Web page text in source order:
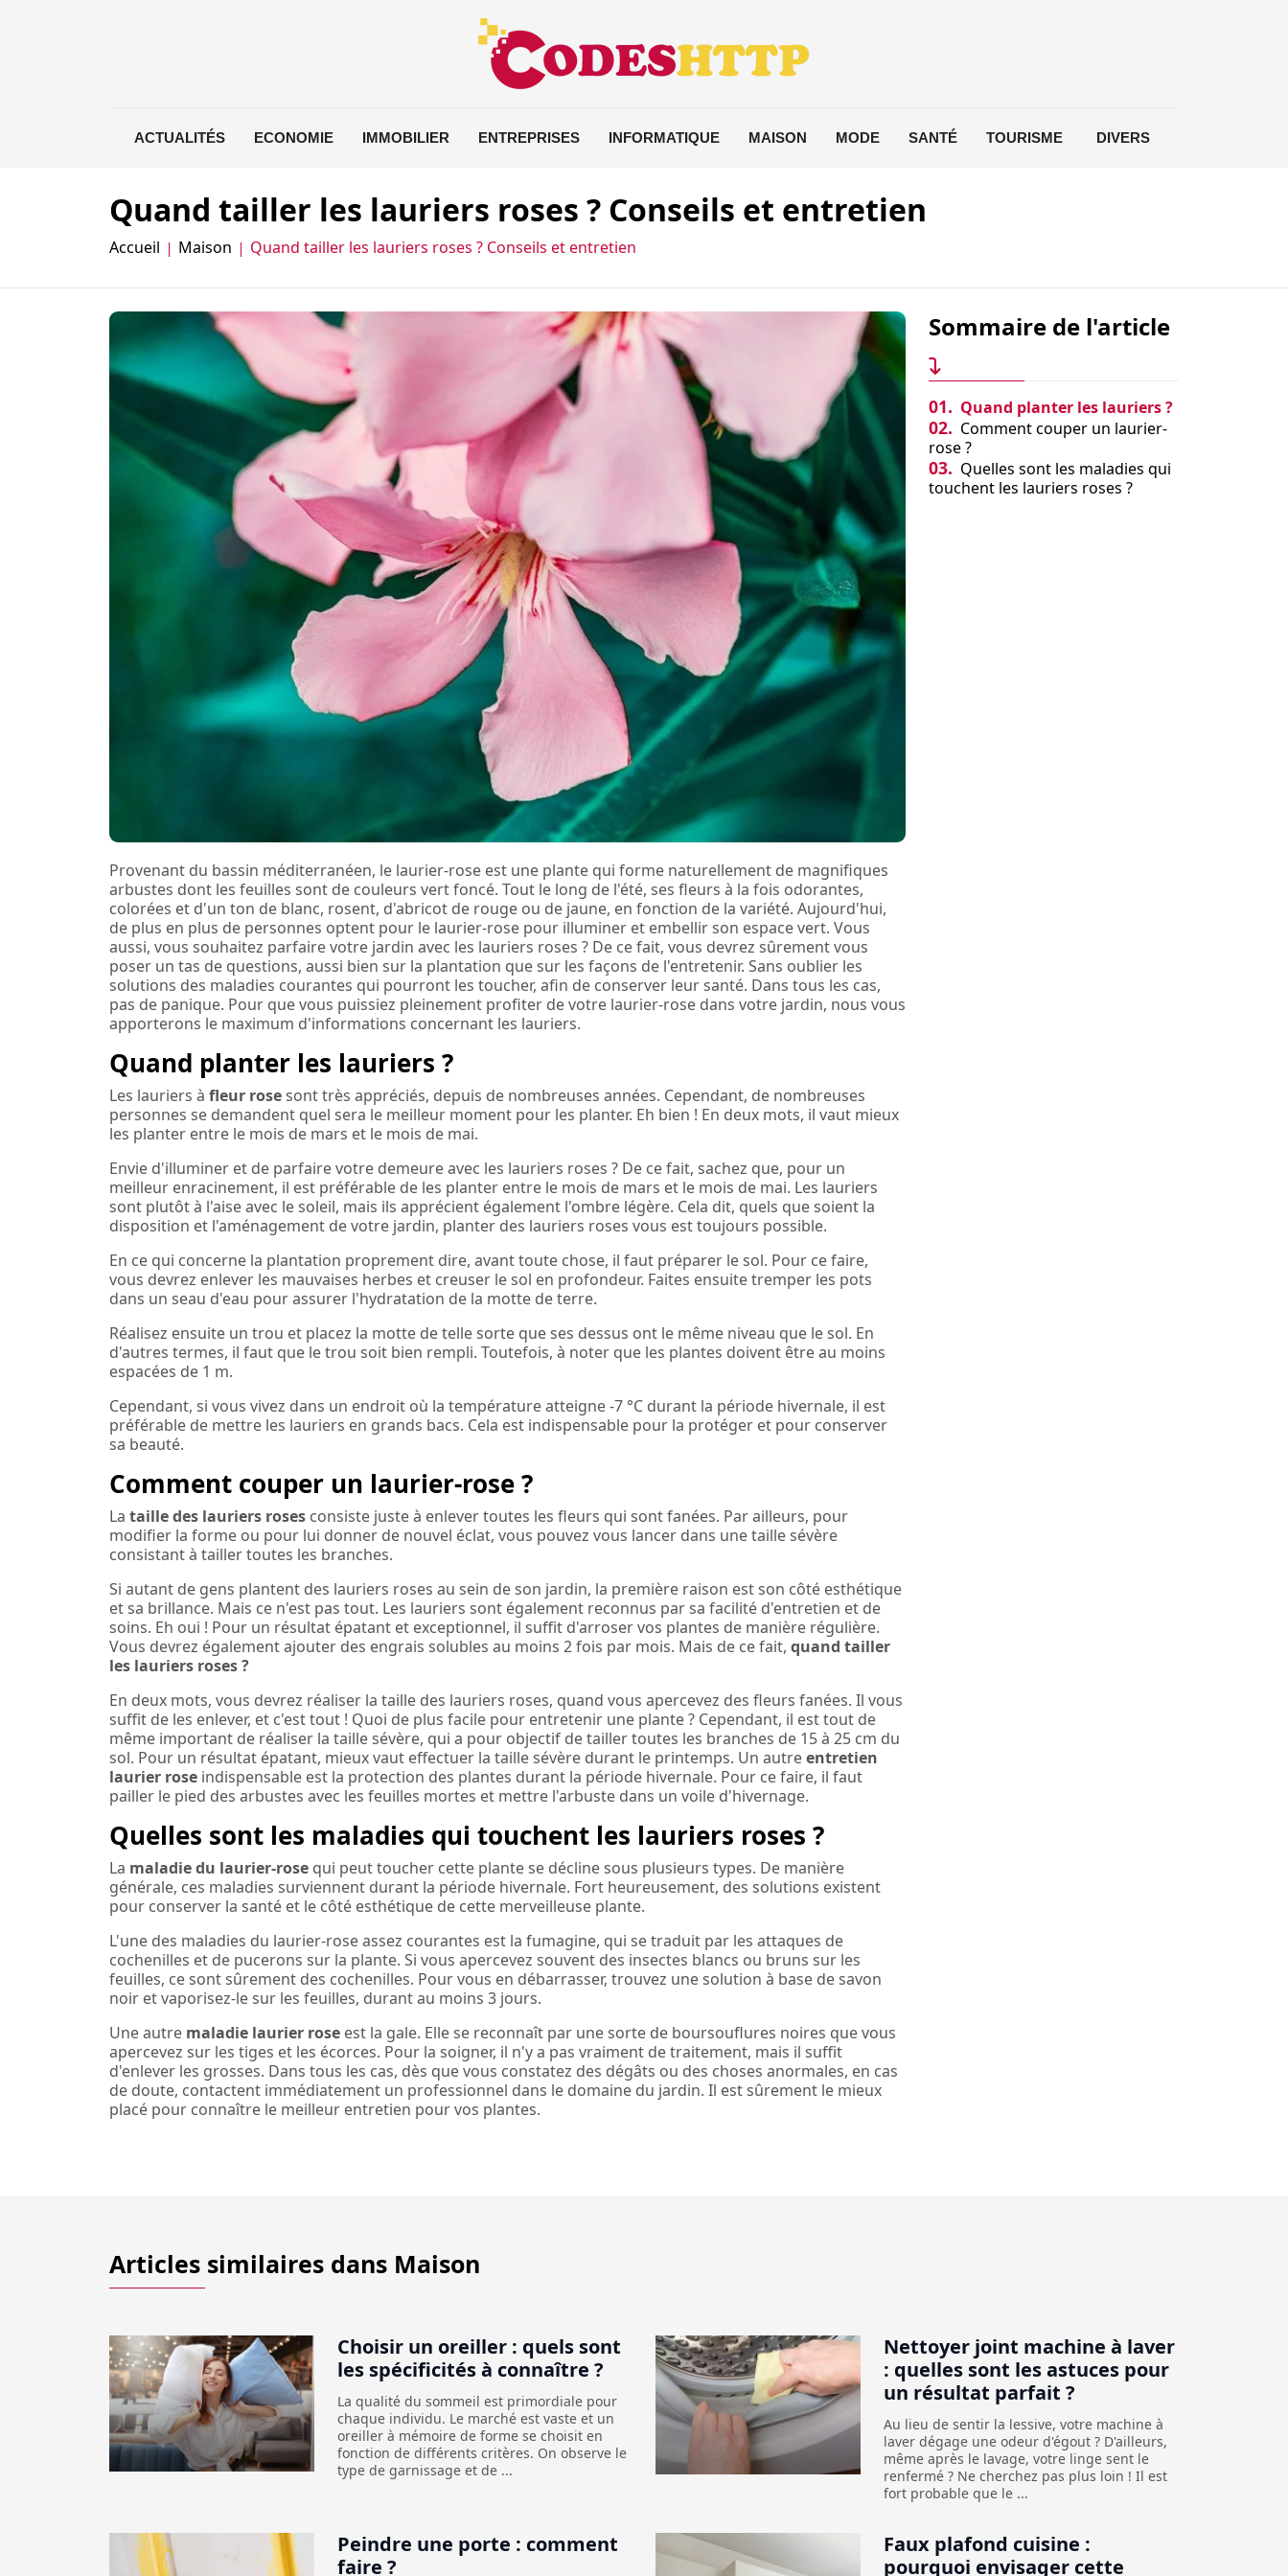
ACTUALITÉS ECONOMIE IMMOBILIER ENTREPRISES INFORMATIQUE MAISON MODE SANTÉ TOURISME DIVERS
Quand tailler les lauriers roses ? Conseils et entretien
Accueil Maison Quand tailler les lauriers roses ? Conseils et entretien
Provenant du bassin méditerranéen, le laurier-rose est une plante qui forme naturellement de magnifiques
arbustes dont les feuilles sont de couleurs vert foncé. Tout le long de l'été, ses fleurs à la fois odorantes,
colorées et d'un ton de blanc, rosent, d'abricot de rouge ou de jaune, en fonction de la variété. Aujourd'hui,
de plus en plus de personnes optent pour le laurier-rose pour illuminer et embellir son espace vert. Vous
aussi, vous souhaitez parfaire votre jardin avec les lauriers roses ? De ce fait, vous devrez sûrement vous
poser un tas de questions, aussi bien sur la plantation que sur les façons de l'entretenir. Sans oublier les
solutions des maladies courantes qui pourront les toucher, afin de conserver leur santé. Dans tous les cas,
pas de panique. Pour que vous puissiez pleinement profiter de votre laurier-rose dans votre jardin, nous vous
apporterons le maximum d'informations concernant les lauriers.
Quand planter les lauriers ?
Les lauriers à fleur rosesont très appréciés, depuis de nombreuses années. Cependant, de nombreuses
personnes se demandent quel sera le meilleur moment pour les planter. Eh bien ! En deux mots, il vaut mieux
les planter entre le mois de mars et le mois de mai.
Envie d'illuminer et de parfaire votre demeure avec les lauriers roses ? De ce fait, sachez que, pour un
meilleur enracinement, il est préférable de les planter entre le mois de mars et le mois de mai. Les lauriers
sont plutôt à l'aise avec le soleil, mais ils apprécient également l'ombre légère. Cela dit, quels que soient la
disposition et l'aménagement de votre jardin, planter des lauriers roses vous est toujours possible.
En ce qui concerne la plantation proprement dire, avant toute chose, il faut préparer le sol. Pour ce faire,
vous devrez enlever les mauvaises herbes et creuser le sol en profondeur. Faites ensuite tremper les pots
dans un seau d'eau pour assurer l'hydratation de la motte de terre.
Réalisez ensuite un trou et placez la motte de telle sorte que ses dessus ont le même niveau que le sol. En
d'autres termes, il faut que le trou soit bien rempli. Toutefois, à noter que les plantes doivent être au moins
espacées de 1 m.
Cependant, si vous vivez dans un endroit où la température atteigne -7 °C durant la période hivernale, il est
préférable de mettre les lauriers en grands bacs. Cela est indispensable pour la protéger et pour conserver
sa beauté.
Comment couper un laurier-rose ?
La taille des lauriers roses consiste juste à enlever toutes les fleurs qui sont fanées. Par ailleurs, pour
modifier la forme ou pour lui donner de nouvel éclat, vous pouvez vous lancer dans une taille sévère
consistant à tailler toutes les branches.
Si autant de gens plantent des lauriers roses au sein de son jardin, la première raison est son côté esthétique
et sa brillance. Mais ce n'est pas tout. Les lauriers sont également reconnus par sa facilité d'entretien et de
soins. Eh oui ! Pour un résultat épatant et exceptionnel, il suffit d'arroser vos plantes de manière régulière.
Vous devrez également ajouter des engrais solubles au moins 2 fois par mois. Mais de ce fait, quand tailler
les lauriers roses ?
En deux mots, vous devrez réaliser la taille des lauriers roses, quand vous apercevez des fleurs fanées. Il vous
suffit de les enlever, et c'est tout ! Quoi de plus facile pour entretenir une plante ? Cependant, il est tout de
même important de réaliser la taille sévère, qui a pour objectif de tailler toutes les branches de 15 à 25 cm du
sol. Pour un résultat épatant, mieux vaut effectuer la taille sévère durant le printemps. Un autreentretien
laurier rose indispensable est la protection des plantes durant la période hivernale. Pour ce faire, il faut
pailler le pied des arbustes avec les feuilles mortes et mettre l'arbuste dans un voile d'hivernage.
Quelles sont les maladies qui touchent les lauriers roses ?
La maladie du laurier-rose qui peut toucher cette plante se décline sous plusieurs types. De manière
générale, ces maladies surviennent durant la période hivernale. Fort heureusement, des solutions existent
pour conserver la santé et le côté esthétique de cette merveilleuse plante.
L'une des maladies du laurier-rose assez courantes est la fumagine, qui se traduit par les attaques de
cochenilles et de pucerons sur la plante. Si vous apercevez souvent des insectes blancs ou bruns sur les
feuilles, ce sont sûrement des cochenilles. Pour vous en débarrasser, trouvez une solution à base de savon
noir et vaporisez-le sur les feuilles, durant au moins 3 jours.
Une autre maladie laurier rose est la gale. Elle se reconnaît par une sorte de boursouflures noires que vous
apercevez sur les tiges et les écorces. Pour la soigner, il n'y a pas vraiment de traitement, mais il suffit
d'enlever les grosses. Dans tous les cas, dès que vous constatez des dégâts ou des choses anormales, en cas
de doute, contactent immédiatement un professionnel dans le domaine du jardin. Il est sûrement le mieux
placé pour connaître le meilleur entretien pour vos plantes.
Sommaire de l'article
01. Quand planter les lauriers ?
02. Comment couper un laurier-
rose ?
03. Quelles sont les maladies qui
touchent les lauriers roses ?
Articles similaires dans Maison
Choisir un oreiller : quels sont
les spécificités à connaître ?
La qualité du sommeil est primordiale pour
chaque individu. Le marché est vaste et un
oreiller à mémoire de forme se choisit en
fonction de différents critères. On observe le
type de garnissage et de ...
Nettoyer joint machine à laver
: quelles sont les astuces pour
un résultat parfait ?
Au lieu de sentir la lessive, votre machine à
laver dégage une odeur d'égout ? D'ailleurs,
même après le lavage, votre linge sent le
renfermé ? Ne cherchez pas plus loin ! Il est
fort probable que le ...
Peindre une porte : comment
faire ?
Faux plafond cuisine :
pourquoi envisager cette